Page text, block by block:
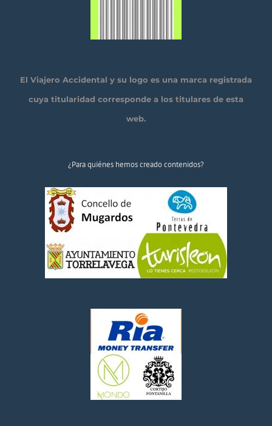
El Viajero Accidental y su logo es una marca registrada
cuya titularidad corresponde a los titulares de esta
web.
¿Para quiénes hemos creado contenidos?